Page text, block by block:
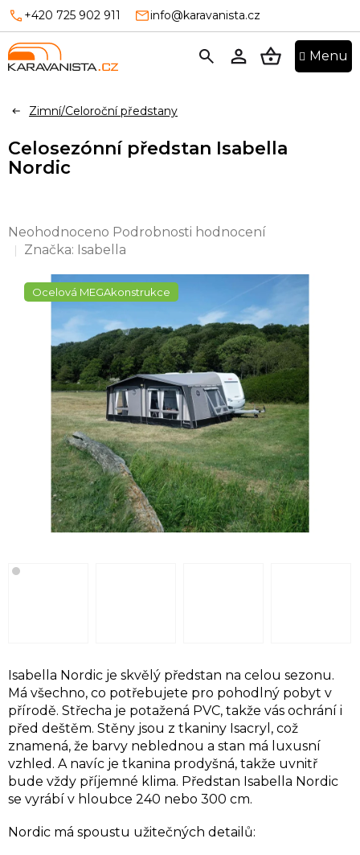
Přejít
obsah
+420 725 902 911 info@karavanista.cz
Zimní/Celoroční předstany
Celosezónní předstan Isabella
Nordic
Průměrné
hodnocení
0,0
hvězdiček.
Neohodnoceno Podrobnosti hodnocení
Značka: Isabella
Ocelová MEGAkonstrukce
Isabella Nordic je skvělý předstan na celou sezonu.
Má všechno, co potřebujete pro pohodlný pobyt v
přírodě. Střecha je potažená PVC, takže vás ochrání i
před deštěm. Stěny jsou z tkaniny Isacryl, což
znamená, že barvy neblednou a stan má luxusní
vzhled. A navíc je tkanina prodyšná, takže uvnitř
bude vždy příjemné klima. Předstan Isabella Nordic
se vyrábí v hloubce 240 nebo 300 cm.
Nordic má spoustu užitečných detailů: